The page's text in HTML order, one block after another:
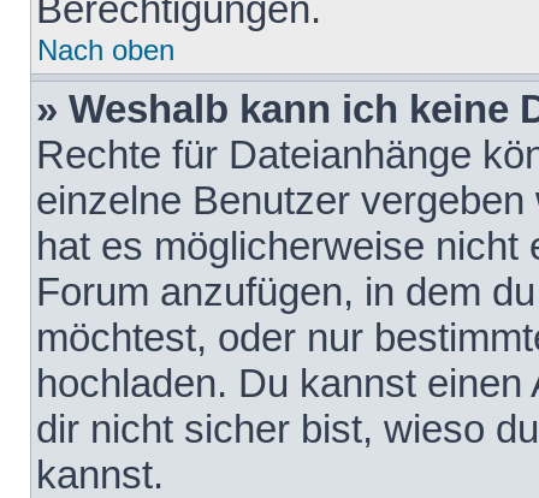
Berechtigungen.
Nach oben
» Weshalb kann ich keine
Rechte für Dateianhänge
einzelne Benutzer
hat es möglicherweise nicht
Forum anzufügen, in dem
möchtest, oder nur
hochladen. Du kannst
dir nicht sicher bist, wieso
kannst.